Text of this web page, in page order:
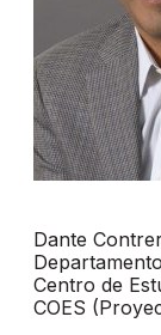
Dante
Centro de
COES